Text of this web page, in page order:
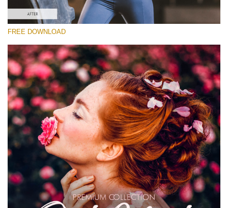
(2067 Lr Presets)
무료 다운로드
FREE DOWNLOAD